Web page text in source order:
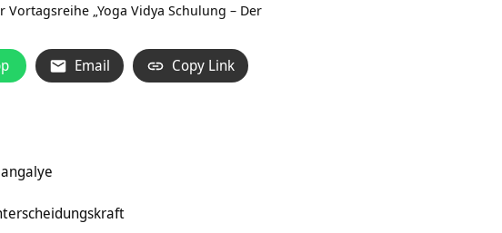
Vortagsreihe „Yoga Vidya Schulung – Der
Email Copy Link